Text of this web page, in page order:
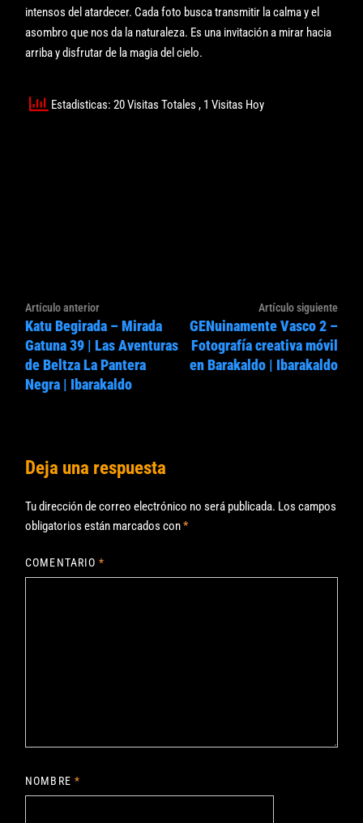
intensos del atardecer. Cada foto busca transmitir la calma y el
asombro que nos da la naturaleza. Es una invitación a mirar hacia
arriba y disfrutar de la magia del cielo.
Estadisticas: 20 Visitas Totales, 1 Visitas Hoy
Navegación
de
entradas
Artículo anteriorArtículo
anterior:
Katu Begirada – Mirada
Gatuna 39 | Las Aventuras
de Beltza La Pantera
Negra | Ibarakaldo
Artículo siguiente
GENuinamente Vasco 2 –
Fotografía creativa móvil
en Barakaldo | Ibarakaldo
Deja una respuesta
Tu dirección de correo electrónico no será publicada. Los campos
obligatorios están marcados con*
COMENTARIO*
NOMBRE *